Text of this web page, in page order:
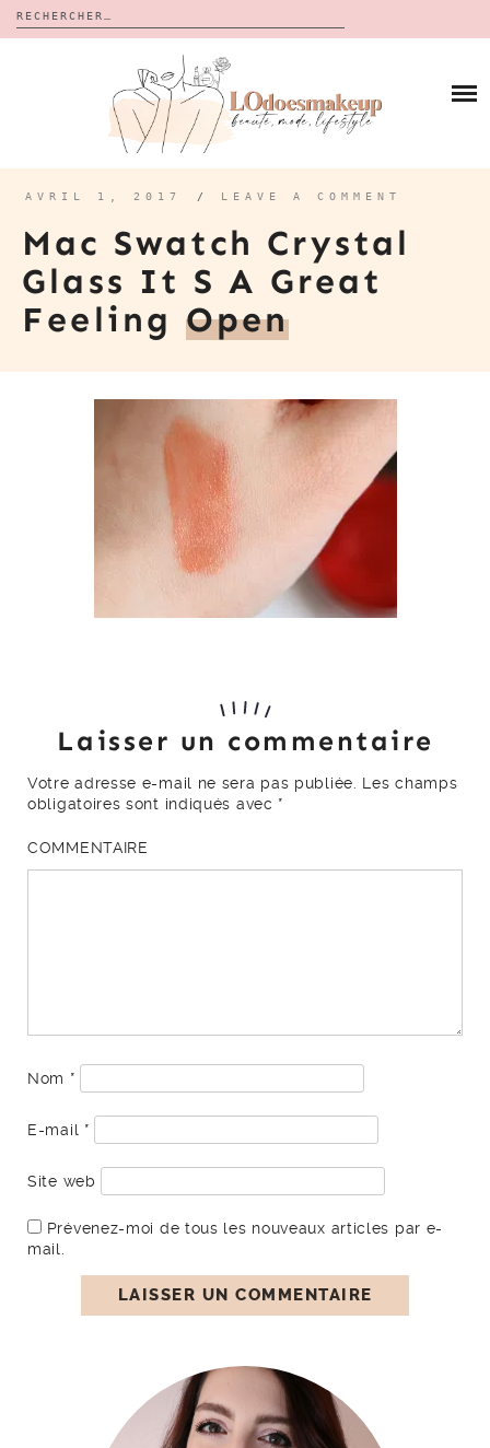
Rechercher :
CALENDRIERS DE L’AVENT
BON PLAN
À PROPOS
CONTACT
AVRIL 1, 2017 / LEAVE A COMMENT
Mac Swatch Crystal
Glass It S A Great
Feeling Open
Laisser un commentaire
Votre adresse e-mail ne sera pas publiée.
Les champs
obligatoires sont indiqués avec *
COMMENTAIRE
Nom *
E-mail *
Site web
Prévenez-moi de tous les nouveaux articles par e-
mail.